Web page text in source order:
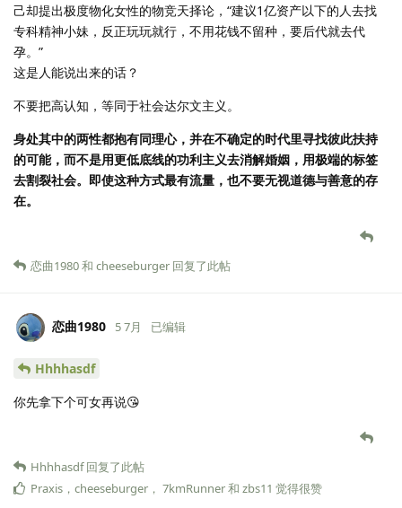
己却提出极度物化女性的物竞天择论，“建议1亿资产以下的人去找
专科精神小妹，反正玩玩就行，不用花钱不留种，要后代就去代
孕。”
这是人能说出来的话？
不要把高认知，等同于社会达尔文主义。
身处其中的两性都抱有同理心，并在不确定的时代里寻找彼此扶持
的可能，而不是用更低底线的功利主义去消解婚姻，用极端的标签
去割裂社会。即使这种方式最有流量，也不要无视道德与善意的存
在。
恋曲1980和 cheeseburger 回复了此帖
恋曲1980 5 7月 已编辑
Hhhhasdf
你先拿下个可女再说😘
Hhhhasdf回复了此帖
Praxis ， cheeseburger ， 7kmRunner和 zbs11 觉得很赞